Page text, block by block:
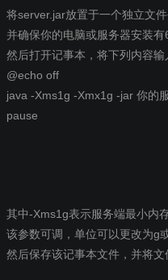
将server.jar放置于一个独立文件
并确保你的电脑或服务器安装有
然后打开记事本，将下列内容输
@echo off
java -Xms1g -Xmx1g -jar 你的
pause
其中-Xms1g表示服务端最小内
该参数可调，单位可以更改为g
然后保存该记事本文件，并将